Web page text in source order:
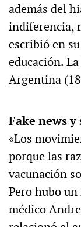
además del
indiferencia,
escribió en
educación.
Argentina
Fake news y
«Los
porque las
vacunación
Pero hubo
médico